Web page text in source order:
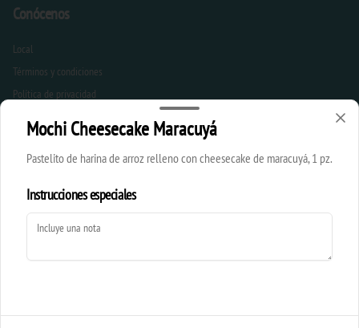
Conócenos
Local
Términos y condiciones
Política de privacidad
Redes sociales
Instagram
Mi cuenta
Iniciar sesión
Mochi Cheesecake Maracuyá
Pastelito de harina de arroz relleno con cheesecake de maracuyá, 1 pz.
Instrucciones especiales